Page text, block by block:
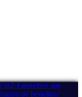
Fantreffen am
bestellen!